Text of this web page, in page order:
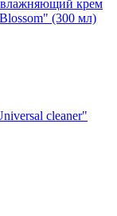
крем
(300 мл)
сleaner"